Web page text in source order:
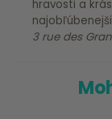
hravosti a
3 rue des